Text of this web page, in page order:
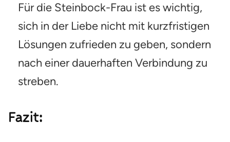
Für die Steinbock-Frau ist es wichtig,
sich in der Liebe nicht mit kurzfristigen
Lösungen zufrieden zu geben, sondern
nach einer dauerhaften Verbindung zu
streben.
Fazit: